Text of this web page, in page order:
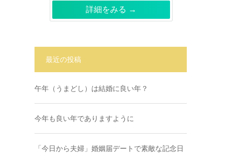
詳細をみる →
最近の投稿
午年（うまどし）は結婚に良い年？
今年も良い年でありますように
「今日から夫婦」婚姻届デートで素敵な記念日